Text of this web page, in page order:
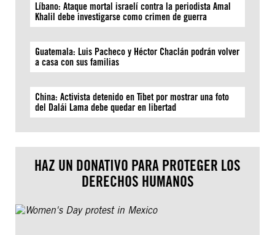
Líbano: Ataque mortal israelí contra la periodista Amal
Khalil debe investigarse como crimen de guerra
Guatemala: Luis Pacheco y Héctor Chaclán podrán volver
a casa con sus familias
China: Activista detenido en Tíbet por mostrar una foto
del Dalái Lama debe quedar en libertad
HAZ UN DONATIVO PARA PROTEGER LOS
DERECHOS HUMANOS